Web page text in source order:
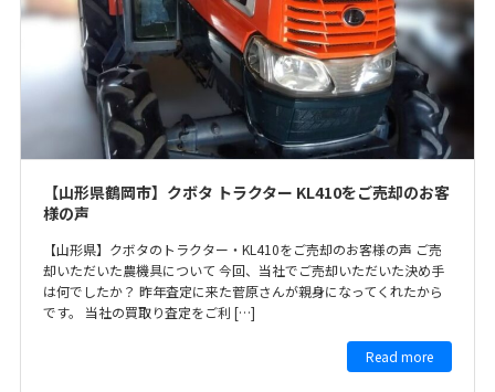
【山形県鶴岡市】クボタ トラクター KL410をご売却のお客
様の声
【山形県】クボタのトラクター・KL410をご売却のお客様の声 ご売
却いただいた農機具について 今回、当社でご売却いただいた決め手
は何でしたか？ 昨年査定に来た菅原さんが親身になってくれたから
です。 当社の買取り査定をご利 […]
Read more